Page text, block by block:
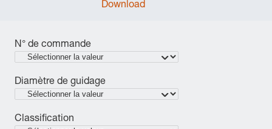
Download
N° de commande
Diamètre de guidage
Classification